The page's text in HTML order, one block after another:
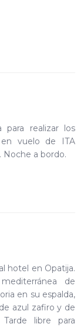
realizar los
vuelo de ITA
Noche a bordo.
hotel en Opatija.
de
en su espalda,
azul zafiro y de
libre para